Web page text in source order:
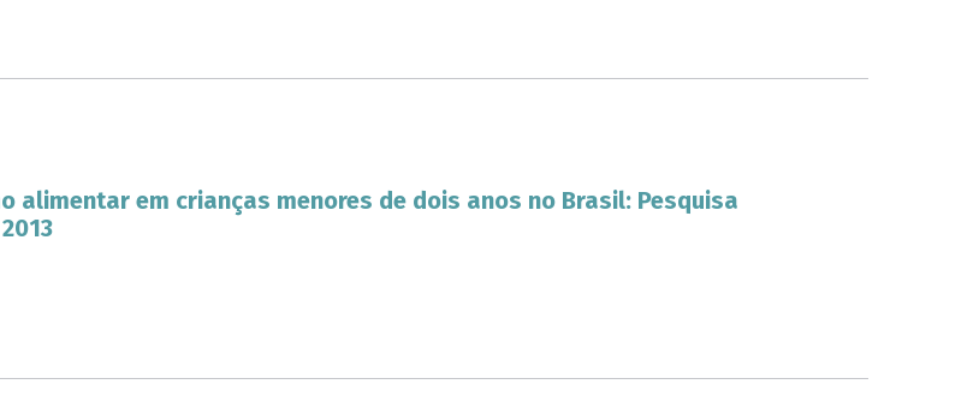
alimentar em crianças menores de dois anos no Brasil: Pesquisa